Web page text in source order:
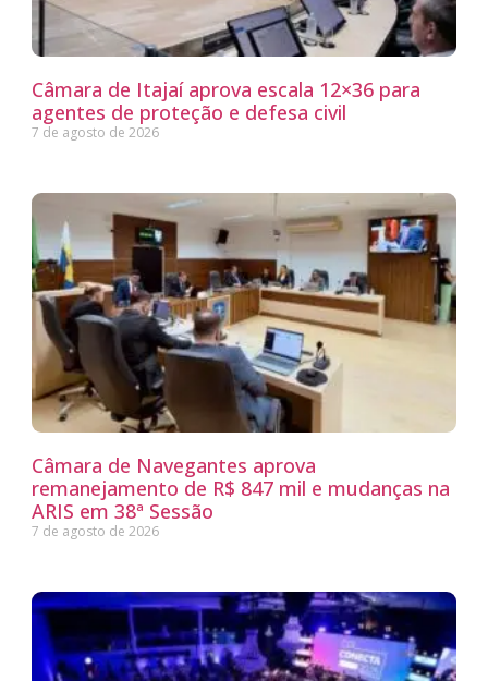
Câmara de Itajaí aprova escala 12×36 para
agentes de proteção e defesa civil
7 de agosto de 2026
Câmara de Navegantes aprova
remanejamento de R$ 847 mil e mudanças na
ARIS em 38ª Sessão
7 de agosto de 2026